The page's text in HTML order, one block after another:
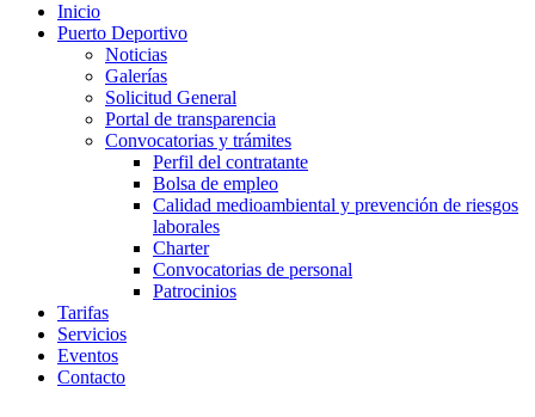
Inicio
Puerto Deportivo
Noticias
Galerías
Solicitud General
Portal de transparencia
Convocatorias y trámites
Perfil del contratante
Bolsa de empleo
Calidad medioambiental y prevención de riesgos
laborales
Charter
Convocatorias de personal
Patrocinios
Tarifas
Servicios
Eventos
Contacto